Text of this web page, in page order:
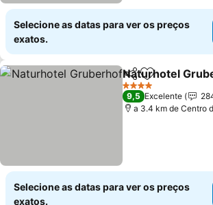
Selecione as datas para ver os preços
exatos.
PartilharAdicionar
Naturhotel
4 Estrelas
9,5 Excelente
a 3.4 km de Centro
Selecione as datas para ver os preços
exatos.